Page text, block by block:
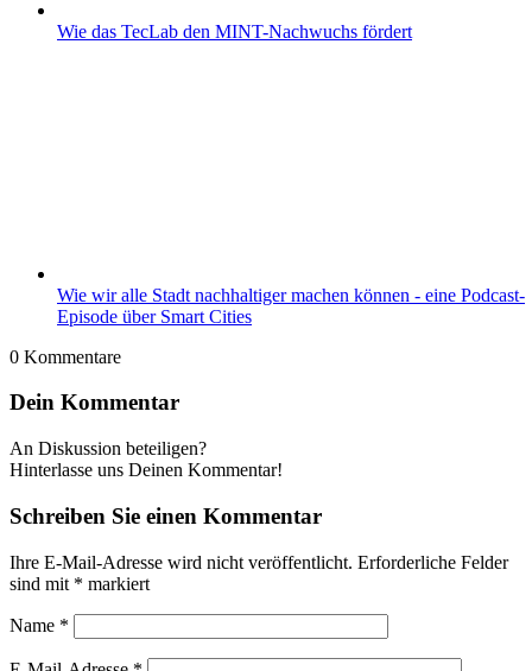
Wie das TecLab den MINT-Nachwuchs fördert
Wie wir alle Stadt nachhaltiger machen können - eine Podcast-
Episode über Smart Cities
0 Kommentare
Dein Kommentar
An Diskussion beteiligen?
Hinterlasse uns Deinen Kommentar!
Schreiben Sie einen Kommentar
Ihre E-Mail-Adresse wird nicht veröffentlicht. Erforderliche Felder
sind mit * markiert
Name *